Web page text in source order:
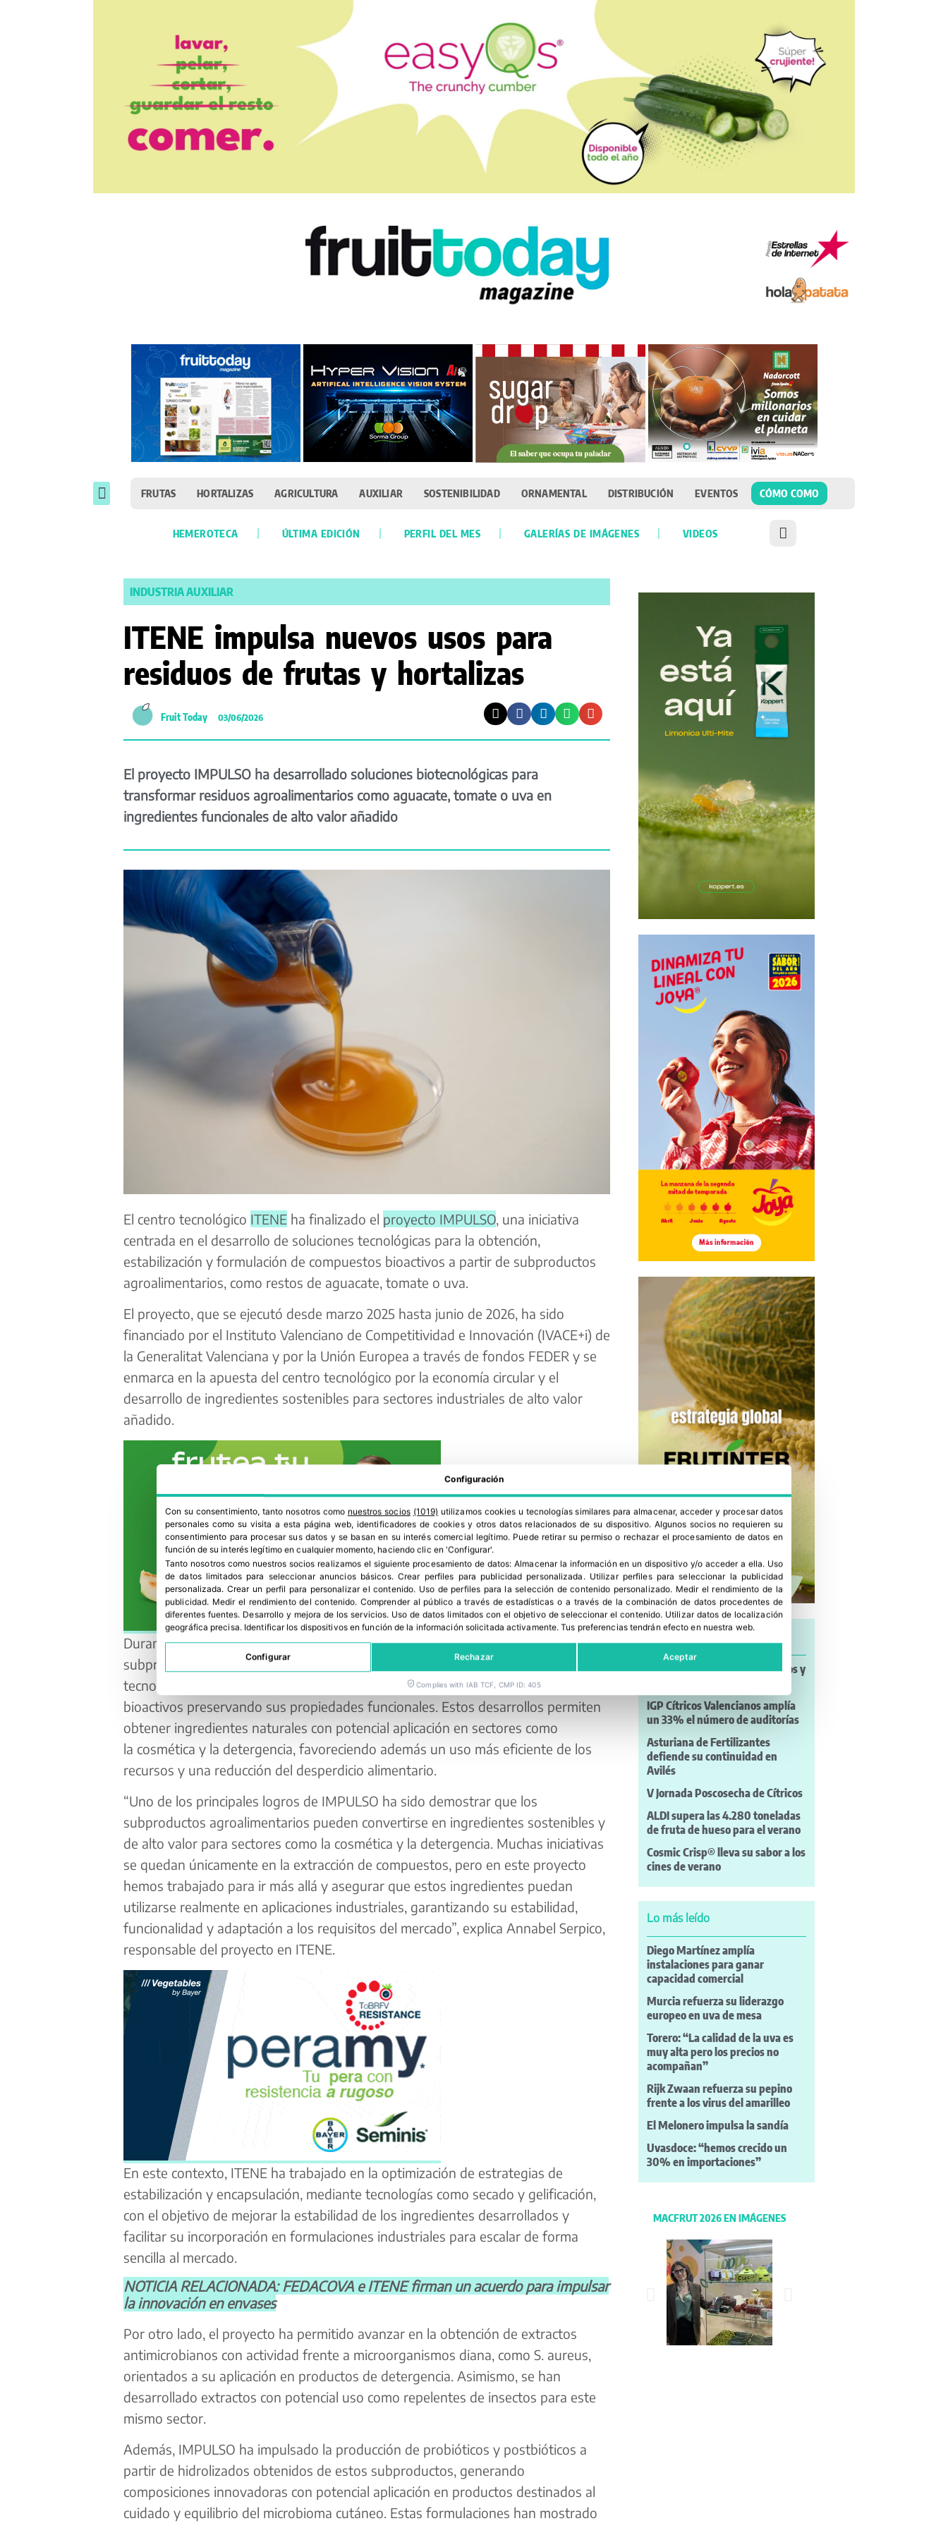
FRUTAS HORTALIZAS AGRICULTURA AUXILIAR SOSTENIBILIDAD ORNAMENTAL DISTRIBUCIÓN EVENTOS CÓMO COMO
HEMEROTECA ÚLTIMA EDICIÓN PERFIL DEL MES GALERÍAS DE IMÁGENES VIDEOS
INDUSTRIA AUXILIAR
ITENE impulsa nuevos usos para
residuos de frutas y hortalizas
Fruit Today 03/06/2026
El proyecto IMPULSO ha desarrollado soluciones biotecnológicas para
transformar residuos agroalimentarios como aguacate, tomate o uva en
ingredientes funcionales de alto valor añadido
El centro tecnológico ITENEha finalizado el proyecto IMPULSO, una iniciativa
centrada en el desarrollo de soluciones tecnológicas para la obtención,
estabilización y formulación de compuestos bioactivos a partir de subproductos
agroalimentarios, como restos de aguacate, tomate o uva.
El proyecto, que se ejecutó desde marzo 2025 hasta junio de 2026, ha sido
financiado por el Instituto Valenciano de Competitividad e Innovación (IVACE+i) de
la Generalitat Valenciana y por la Unión Europea a través de fondos FEDER y se
enmarca en la apuesta del centro tecnológico por la economía circular y el
desarrollo de ingredientes sostenibles para sectores industriales de alto valor
añadido.
Durante el proyecto, ITENE ha logrado avances significativos en la valorización de
subproductos agroalimentarios mediante el desarrollo y optimización de
tecnologías de extracción sostenibles capaces de recuperar ingredientes
bioactivos preservando sus propiedades funcionales. Estos desarrollos permiten
obtener ingredientes naturales con potencial aplicación en sectores como
la cosmética y la detergencia, favoreciendo además un uso más eficiente de los
recursos y una reducción del desperdicio alimentario.
“Uno de los principales logros de IMPULSO ha sido demostrar que los
subproductos agroalimentarios pueden convertirse en ingredientes sostenibles y
de alto valor para sectores como la cosmética y la detergencia. Muchas iniciativas
se quedan únicamente en la extracción de compuestos, pero en este proyecto
hemos trabajado para ir más allá y asegurar que estos ingredientes puedan
utilizarse realmente en aplicaciones industriales, garantizando su estabilidad,
funcionalidad y adaptación a los requisitos del mercado”, explica Annabel Serpico,
responsable del proyecto en ITENE.
En este contexto, ITENE ha trabajado en la optimización de estrategias de
estabilización y encapsulación, mediante tecnologías como secado y gelificación,
con el objetivo de mejorar la estabilidad de los ingredientes desarrollados y
facilitar su incorporación en formulaciones industriales para escalar de forma
sencilla al mercado.
NOTICIA RELACIONADA: FEDACOVA e ITENE firman un acuerdo para impulsar
la innovación en envases
Por otro lado, el proyecto ha permitido avanzar en la obtención de extractos
antimicrobianos con actividad frente a microorganismos diana, como S. aureus,
orientados a su aplicación en productos de detergencia. Asimismo, se han
desarrollado extractos con potencial uso como repelentes de insectos para este
mismo sector.
Además, IMPULSO ha impulsado la producción de probióticos y postbióticos a
partir de hidrolizados obtenidos de estos subproductos, generando
composiciones innovadoras con potencial aplicación en productos destinados al
cuidado y equilibrio del microbioma cutáneo. Estas formulaciones han mostrado
Noticias a mi Manera: incendios y
IGP Cítricos Valencianos amplía
un 33% el número de auditorías
Asturiana de Fertilizantes
defiende su continuidad en
Avilés
V Jornada Poscosecha de Cítricos
ALDI supera las 4.280 toneladas
de fruta de hueso para el verano
Cosmic Crisp® lleva su sabor a los
cines de verano
Lo más leído
Diego Martínez amplía
instalaciones para ganar
capacidad comercial
Murcia refuerza su liderazgo
europeo en uva de mesa
Torero: “La calidad de la uva es
muy alta pero los precios no
acompañan”
Rijk Zwaan refuerza su pepino
frente a los virus del amarilleo
El Melonero impulsa la sandía
Uvasdoce: “hemos crecido un
30% en importaciones”
MACFRUT 2026 EN IMÁGENES
Configuración
Con su consentimiento, tanto nosotros como nuestros socios (1019) utilizamos cookies u tecnologías similares para almacenar, acceder y procesar datos
personales como su visita a esta página web, identificadores de cookies y otros datos relacionados de su dispositivo. Algunos socios no requieren su
consentimiento para procesar sus datos y se basan en su interés comercial legítimo. Puede retirar su permiso o rechazar el procesamiento de datos en
función de su interés legítimo en cualquier momento, haciendo clic en 'Configurar'.
Tanto nosotros como nuestros socios realizamos el siguiente procesamiento de datos:Almacenar la información en un dispositivo y/o acceder a ella. Uso
de datos limitados para seleccionar anuncios básicos. Crear perfiles para publicidad personalizada . Utilizar perfiles para seleccionar la publicidad
personalizada. Crear un perfil para personalizar el contenido. Uso de perfiles para la selección de contenido personalizado. Medir el rendimiento de la
publicidad. Medir el rendimiento del contenido. Comprender al público a través de estadísticas o a través de la combinación de datos procedentes de
diferentes fuentes. Desarrollo y mejora de los servicios. Uso de datos limitados con el objetivo de seleccionar el contenido. Utilizar datos de localización
geográfica precisa. Identificar los dispositivos en función de la información solicitada activamente.Tus preferencias tendrán efecto en nuestra web.
Configurar Rechazar Aceptar
Complies with IAB TCF, CMP ID: 405